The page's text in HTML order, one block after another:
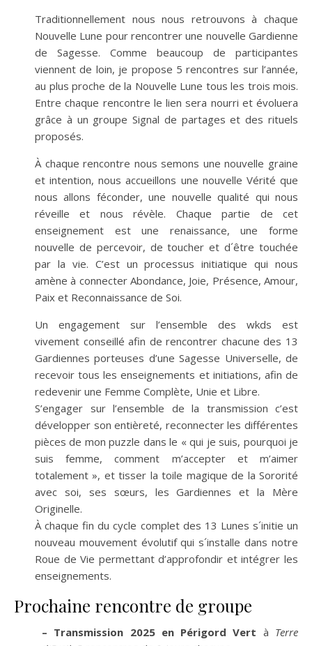
Traditionnellement nous nous retrouvons à chaque
Nouvelle Lune pour rencontrer une nouvelle Gardienne
de Sagesse. Comme beaucoup de participantes
viennent de loin, je propose 5 rencontres sur l’année,
au plus proche de la Nouvelle Lune tous les trois mois.
Entre chaque rencontre le lien sera nourri et évoluera
grâce à un groupe Signal de partages et des rituels
proposés.
À chaque rencontre nous semons une nouvelle graine
et intention, nous accueillons une nouvelle Vérité que
nous allons féconder, une nouvelle qualité qui nous
réveille et nous révèle. Chaque partie de cet
enseignement est une renaissance, une forme
nouvelle de percevoir, de toucher et d´être touchée
par la vie. C’est un processus initiatique qui nous
amène à connecter Abondance, Joie, Présence, Amour,
Paix et Reconnaissance de Soi.
Un engagement sur l’ensemble des wkds est
vivement conseillé afin de rencontrer chacune des 13
Gardiennes porteuses d’une Sagesse Universelle, de
recevoir tous les enseignements et initiations, afin de
redevenir une Femme Complète, Unie et Libre.
S’engager sur l’ensemble de la transmission c’est
développer son entièreté, reconnecter les différentes
pièces de mon puzzle dans le « qui je suis, pourquoi je
suis femme, comment m’accepter et m’aimer
totalement », et tisser la toile magique de la Sororité
avec soi, ses sœurs, les Gardiennes et la Mère
Originelle.
À chaque fin du cycle complet des 13 Lunes s´initie un
nouveau mouvement évolutif qui s´installe dans notre
Roue de Vie permettant d’approfondir et intégrer les
enseignements.
Prochaine rencontre de groupe
– Transmission 2025 en Périgord Vert à Terre